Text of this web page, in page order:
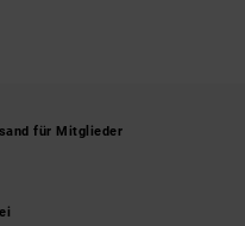
für Mitglieder